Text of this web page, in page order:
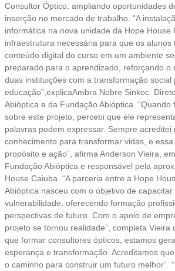
Consultor Óptico, ampliando oportunidades
inserção no mercado de trabalho. “A
informática na nova unidade da Hope House
infraestrutura necessária para que os alunos
conteúdo digital do curso em um ambiente
preparado para o aprendizado, reforçando o
duas instituições com a transformação social
educação”,explicaAmbra Nobre Sinkoc.
Abióptica e da Fundação Abióptica. “Quando
sobre este projeto, percebi que ele
palavras podem expressar. Sempre acreditei
conhecimento para transformar vidas, e
propósito e ação”, afirma Anderson Vieira,
Fundação Abióptica e responsável pela
House Caiuba. “A parceria entre a Hope
Abióptica nasceu com o objetivo de
vulnerabilidade, oferecendo formação
perspectivas de futuro. Com o apoio de
projeto se tornou realidade”, completa Vieira
que formar consultores ópticos, estamos
esperança e transformação. Acreditamos
o caminho para construir um futuro melhor”.